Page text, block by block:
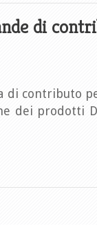
di
di contributo
dei prodotti